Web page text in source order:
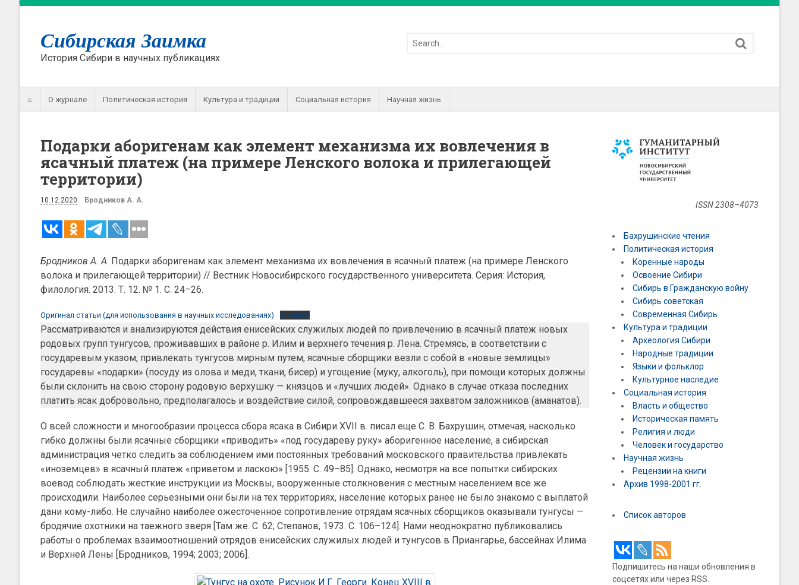
Сибирская Заимка
История Сибири в научных публикациях
⌂ О журнале Политическая история Культура и традиции Социальная история Научная жизнь
Подарки аборигенам как элемент механизма их вовлечения в
ясачный платеж (на примере Ленского волока и прилегающей
территории)
10.12.2020 Бродников А. А.
Бродников А. А. Подарки аборигенам как элемент механизма их вовлечения в ясачный платеж (на примере Ленского
волока и прилегающей территории) // Вестник Новосибирского государственного университета. Серия: История,
филология. 2013. Т. 12. № 1. С. 24–26.
Оригинал статьи (для использования в научных исследованиях) Скачать
Рассматриваются и анализируются действия енисейских служилых людей по привлечению в ясачный платеж новых
родовых групп тунгусов, проживавших в районе р. Илим и верхнего течения р. Лена. Стремясь, в соответствии с
государевым указом, привлекать тунгусов мирным путем, ясачные сборщики везли с собой в «новые землицы»
государевы «подарки» (посуду из олова и меди, ткани, бисер) и угощение (муку, алкоголь), при помощи которых должны
были склонить на свою сторону родовую верхушку — князцов и «лучших людей». Однако в случае отказа последних
платить ясак добровольно, предполагалось и воздействие силой, сопровождавшееся захватом заложников (аманатов).
О всей сложности и многообразии процесса сбора ясака в Сибири XVII в. писал еще С. В. Бахрушин, отмечая, насколько
гибко должны были ясачные сборщики «приводить» «под государеву руку» аборигенное население, а сибирская
администрация четко следить за соблюдением ими постоянных требований московского правительства привлекать
«иноземцев» в ясачный платеж «приветом и ласкою» [1955. С. 49–85]. Однако, несмотря на все попытки сибирских
воевод соблюдать жесткие инструкции из Москвы, вооруженные столкновения с местным населением все же
происходили. Наиболее серьезными они были на тех территориях, население которых ранее не было знакомо с выплатой
дани кому-либо. Не случайно наиболее ожесточенное сопротивление отрядам ясачных сборщиков оказывали тунгусы —
бродячие охотники на таежного зверя [Там же. С. 62; Степанов, 1973. С. 106–124]. Нами неоднократно публиковались
работы о проблемах взаимоотношений отрядов енисейских служилых людей и тунгусов в Приангарье, бассейнах Илима
и Верхней Лены [Бродников, 1994; 2003; 2006].
ISSN 2308–4073
Бахрушинские чтения
Политическая история
Коренные народы
Освоение Сибири
Сибирь в Гражданскую войну
Сибирь советская
Современная Сибирь
Культура и традиции
Археология Сибири
Народные традиции
Языки и фольклор
Культурное наследие
Социальная история
Власть и общество
Историческая память
Религия и люди
Человек и государство
Научная жизнь
Рецензии на книги
Архив 1998-2001 гг.
Список авторов
Подпишитесь на наши обновления в
соцсетях или через RSS.